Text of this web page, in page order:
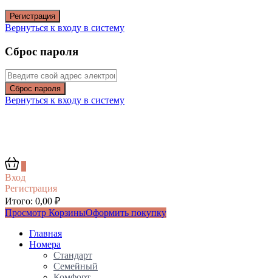
Регистрация
Вернуться к входу в систему
Сброс пароля
Сброс пароля
Вернуться к входу в систему
Вход
Регистрация
Итого: 0,00 ₽
Просмотр КорзиныОформить покупку
Главная
Номера
Стандарт
Семейный